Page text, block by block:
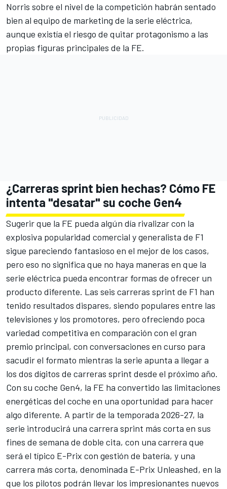
Norris sobre el nivel de la competición habrán sentado
bien al equipo de marketing de la serie eléctrica,
aunque existía el riesgo de quitar protagonismo a las
propias figuras principales de la FE.
¿Carreras sprint bien hechas? Cómo FE
intenta "desatar" su coche Gen4
Sugerir que la FE pueda algún día rivalizar con la
explosiva popularidad comercial y generalista de F1
sigue pareciendo fantasioso en el mejor de los casos,
pero eso no significa que no haya maneras en que la
serie eléctrica pueda encontrar formas de ofrecer un
producto diferente. Las seis carreras sprint de F1 han
tenido resultados dispares, siendo populares entre las
televisiones y los promotores, pero ofreciendo poca
variedad competitiva en comparación con el gran
premio principal, con conversaciones en curso para
sacudir el formato mientras la serie apunta a llegar a
los dos dígitos de carreras sprint desde el próximo año.
Con su coche Gen4, la FE ha convertido las limitaciones
energéticas del coche en una oportunidad para hacer
algo diferente. A partir de la temporada 2026-27, la
serie introducirá una carrera sprint más corta en sus
fines de semana de doble cita, con una carrera que
será el típico E-Prix con gestión de batería, y una
carrera más corta, denominada E-Prix Unleashed, en la
que los pilotos podrán llevar los impresionantes nuevos